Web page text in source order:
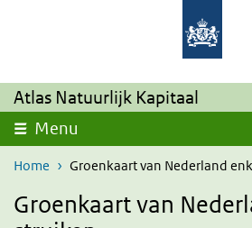
Overslaan en naar de inhoud gaan
Atlas Natuurlijk Kapitaal
Menu
Home Groenkaart van Nederland
Groenkaart van